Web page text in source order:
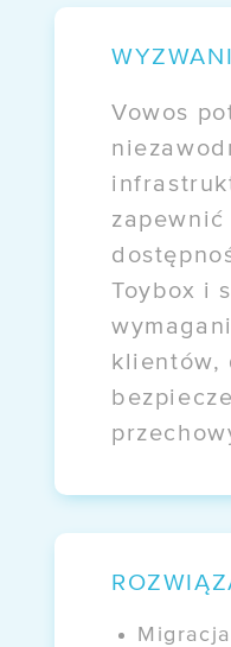
/ Kontakt
OFERTY
/ Darmowa migracja
/ E-commerce
/ EZD RP
WDROŻENIA
Case study:
Mazovia
Kto
Vowos
zapewnić
Toybox i
klientów,